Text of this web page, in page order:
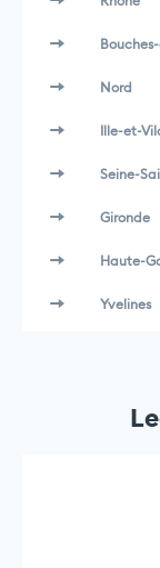
Nord
Ille-et-
Seine-
Gironde
Haute-
Yvelines